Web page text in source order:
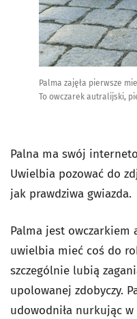
Palma zajęła pierwsze
To owczarek autralijski,
Palna ma swój
Uwielbia pozować do
jak prawdziwa gwiazda.
Palma jest owczarkiem
uwielbia mieć coś do
szczególnie lubią
upolowanej zdobyczy.
udowodniła nurkując